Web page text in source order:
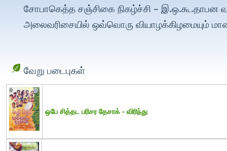
சோபாகெத்த சஞ்சிகை நிகழ்ச்சி – இ.ஒ.கூ.தாபன
அலைவரிசையில் ஒவ்வொரு வியாழக்கிழமையும்
வேறு படைபுகள்
ஒபே சித்தட பரிசர தேசாக் - விரிந்து